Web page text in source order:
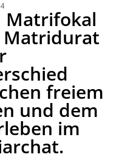
Matrifokal
Matridurat
freiem
und dem
im